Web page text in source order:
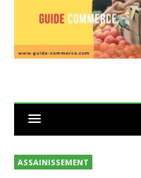
ASSAINISSEMENT